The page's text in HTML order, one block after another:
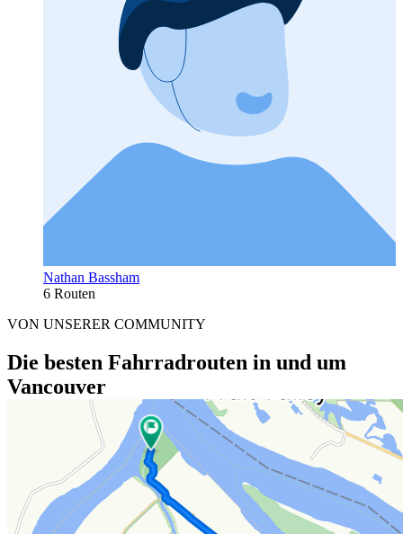
Nathan Bassham
6 Routen
VON UNSERER COMMUNITY
Die besten Fahrradrouten in und um
Vancouver